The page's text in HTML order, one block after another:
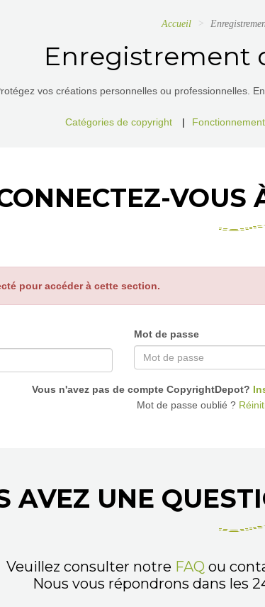
Accueil
Enregistrement
vos créations personnelles ou professionnelles.
Catégories de copyright | Fonctionnement
VOUS
pour accéder à cette section.
Mot de passe
Vous n'avez pas de compte CopyrightDepot?
Mot de passe oublié ?
AVEZ UNE
Veuillez consulter notre FAQ ou
Nous vous répondrons dans les